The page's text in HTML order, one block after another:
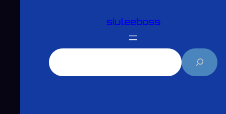
siuleeboss